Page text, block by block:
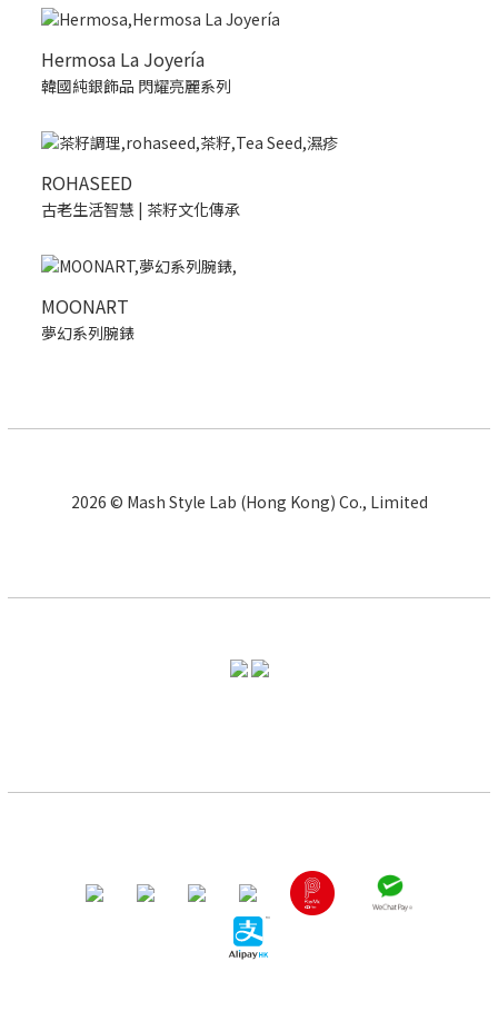
Hermosa La Joyería
韓國純銀飾品 閃耀亮麗系列
ROHASEED
古老生活智慧 | 茶籽文化傳承
MOONART
夢幻系列腕錶
2026 © Mash Style Lab (Hong Kong) Co., Limited